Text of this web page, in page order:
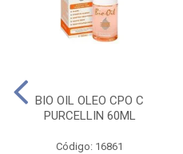
BIO OIL OLEO CPO C
PURCELLIN 60ML
Código: 16861